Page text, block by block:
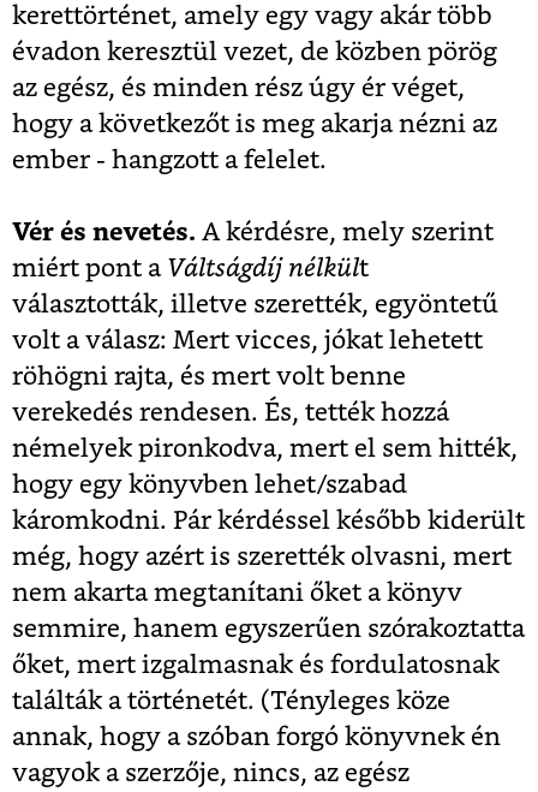
kerettörténet, amely egy vagy akár több
évadon keresztül vezet, de közben pörög
az egész, és minden rész úgy ér véget,
hogy a következőt is meg akarja nézni az
ember - hangzott a felelet.
Vér és nevetés. A kérdésre, mely szerint
miért pont a Váltságdíj nélkült
választották, illetve szerették, egyöntetű
volt a válasz: Mert vicces, jókat lehetett
röhögni rajta, és mert volt benne
verekedés rendesen. És, tették hozzá
némelyek pironkodva, mert el sem hitték,
hogy egy könyvben lehet/szabad
káromkodni. Pár kérdéssel később kiderült
még, hogy azért is szerették olvasni, mert
nem akarta megtanítani őket a könyv
semmire, hanem egyszerűen szórakoztatta
őket, mert izgalmasnak és fordulatosnak
találták a történetét. (Tényleges köze
annak, hogy a szóban forgó könyvnek én
vagyok a szerzője, nincs, az egész